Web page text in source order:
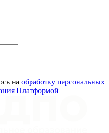
на обработку персональных
Платформой